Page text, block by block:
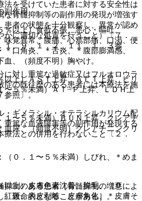
法を受けていた患者に対する安全性は
な骨髄抑制等の副作用の発現が増強す
患者の状態を十分観察し、異常が認め
かに適切な処置を行うこと）〔７．
１、９．１．２、１１．１．３参
対し重篤な過敏症又はフルオロウラ
症の既往歴のある患者には本療法を施
参照〕。
ギメラシル・オテラシルカリウム配
重篤な血液障害等の副作用が発現する
療法との併用を行わないこと〔２．
制のある患者［骨髄抑制の増悪によ
、致命的となることがある］。
副作用
以上）食欲不振、悪心・嘔吐、
味覚異常、腹痛、心窩部痛、口渇、便
口角炎、＊舌炎、＊腹部膨満感、
、（頻度不明）胸やけ。
上）ＡＳＴ上昇、ＡＬＴ上昇、ビリ
〜５％未満）Ａｌ−Ｐ上昇、ＬＤＨ上
〜５％未満）ＢＵＮ上昇、クレアチ
血尿、（頻度不明）クレアチニンクリ
０．１〜５％未満）しびれ、＊めま
上）皮膚色素沈着、脱毛、（０．
紅斑、表皮剥離、皮膚角化、＊皮膚そ